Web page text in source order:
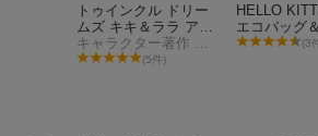
トゥインクル ドリー
ムズ キキ＆ララ アー
トブック
(5件)
HELLO
エコバッグ
ポーチ
(3